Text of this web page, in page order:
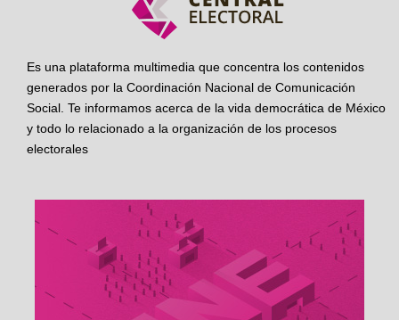
Es una plataforma multimedia que concentra los contenidos
generados por la Coordinación Nacional de Comunicación
Social. Te informamos acerca de la vida democrática de México
y todo lo relacionado a la organización de los procesos
electorales